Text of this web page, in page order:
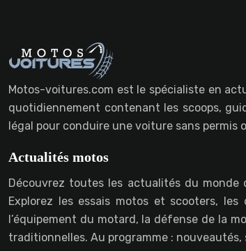
Motos-voitures.com est le spécialiste en
quotidiennement contenant les scoops,
légal pour conduire une voiture sans
Actualités motos
Découvrez toutes les actualités du
Explorez les essais motos et scooters,
l’équipement du motard, la défense de la
traditionnelles. Au programme :